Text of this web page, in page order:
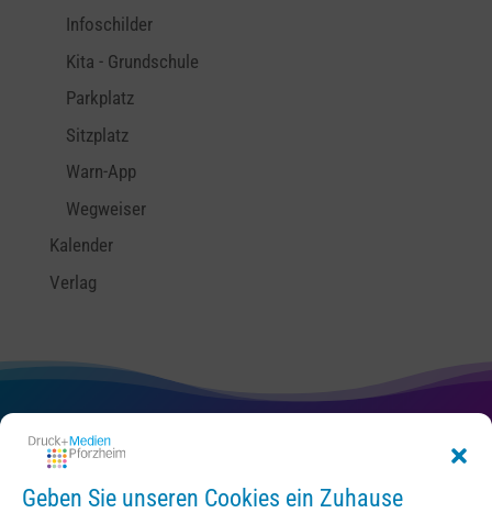
Geben Sie unseren Cookies ein Zuhause
Infoschilder
Kita - Grundschule
Parkplatz
Sitzplatz
Warn-App
Wegweiser
Kalender
Verlag